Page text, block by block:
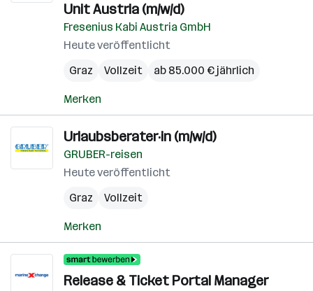
Unit Austria (m/w/d)
Fresenius Kabi Austria GmbH
Heute veröffentlicht
Graz
Vollzeit ab 85.000 € jährlich
Merken
Urlaubsberater·in (m/w/d)
GRUBER-reisen
Heute veröffentlicht
Graz
Vollzeit
Merken
Release & Ticket Portal Manager